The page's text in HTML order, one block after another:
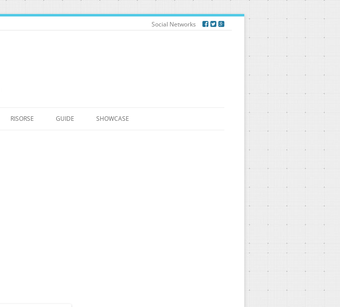
Social Networks
RISORSE GUIDE SHOWCASE